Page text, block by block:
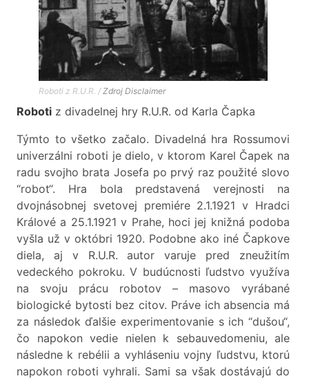
Roboti z R.U.R. /Zdroj Disclaimer
Roboti z divadelnej hry R.U.R. od Karla Čapka
Týmto to všetko začalo. Divadelná hra Rossumovi
univerzálni roboti je dielo, v ktorom Karel Čapek na
radu svojho brata Josefa po prvý raz použité slovo
“robot“. Hra bola predstavená verejnosti na
dvojnásobnej svetovej premiére 2.1.1921 v Hradci
Králové a 25.1.1921 v Prahe, hoci jej knižná podoba
vyšla už v októbri 1920. Podobne ako iné Čapkove
diela, aj v R.U.R. autor varuje pred zneužitím
vedeckého pokroku. V budúcnosti ľudstvo využíva
na svoju prácu robotov – masovo vyrábané
biologické bytosti bez citov. Práve ich absencia má
za následok ďalšie experimentovanie s ich “dušou“,
čo napokon vedie nielen k sebauvedomeniu, ale
následne k rebélii a vyhláseniu vojny ľudstvu, ktorú
napokon roboti vyhrali. Sami sa však dostávajú do